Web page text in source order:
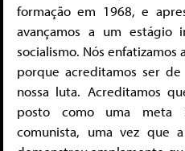
formação em 1968, e
avançamos a um estágio
socialismo. Nós
porque acreditamos ser
nossa luta. Acreditamos
posto como uma meta
comunista, uma vez que